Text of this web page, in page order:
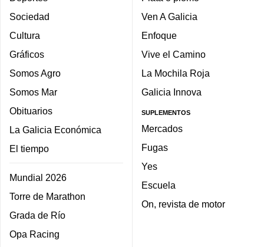
Sociedad
Cultura
Gráficos
Somos Agro
Somos Mar
Obituarios
La Galicia Económica
El tiempo
Mundial 2026
Torre de Marathon
Grada de Río
Opa Racing
Ven A Galicia
Enfoque
Vive el Camino
La Mochila Roja
Galicia Innova
SUPLEMENTOS
Mercados
Fugas
Yes
Escuela
On, revista de motor